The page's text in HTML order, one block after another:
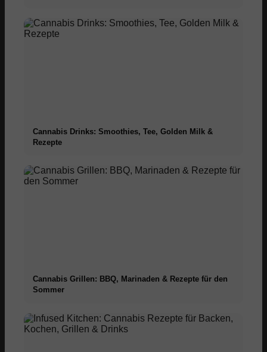
Cannabis Drinks: Smoothies, Tee, Golden Milk &
Rezepte
Cannabis Grillen: BBQ, Marinaden & Rezepte für den
Sommer